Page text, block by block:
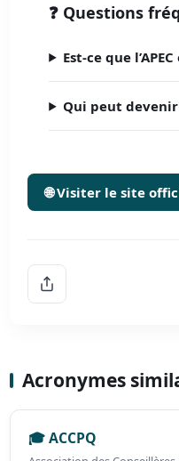
❓ Questions
Est-ce que
Qui peut devenir
🌐 Visiter le site
Acronymes
🎓 ACCPQ